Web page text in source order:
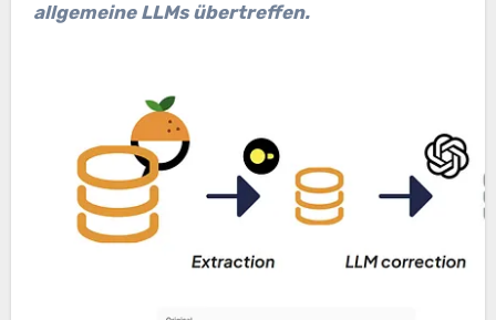
allgemeine LLMs übertreffen.